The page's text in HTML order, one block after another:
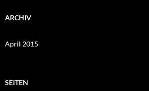
ARCHIV
April 2015
SEITEN